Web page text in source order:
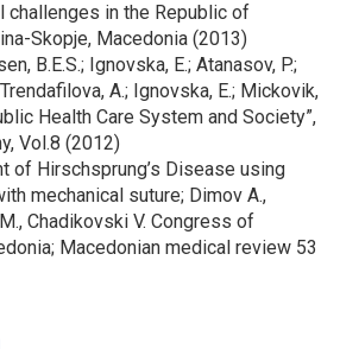
challenges in the Republic of
Skopje, Macedonia (2013)
B.E.S.; Ignovska, E.; Atanasov, P.;
A.; Ignovska, E.; Mickovik,
Health Care System and Society”,
Vol.8 (2012)
of Hirschsprung’s Disease using
mechanical suture; Dimov A.,
Chadikovski V. Congress of
Macedonian medical review 53